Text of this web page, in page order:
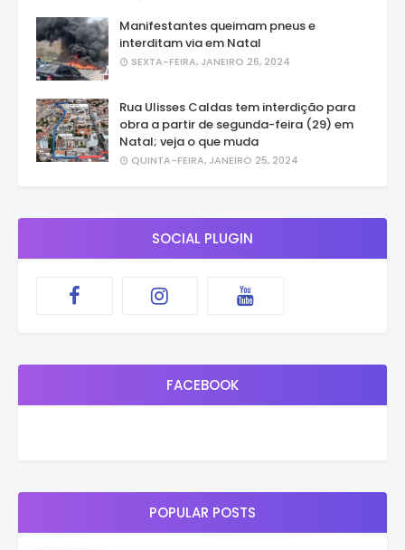
Manifestantes queimam pneus e
interditam via em Natal
SEXTA-FEIRA, JANEIRO 26, 2024
Rua Ulisses Caldas tem interdição para
obra a partir de segunda-feira (29) em
Natal; veja o que muda
QUINTA-FEIRA, JANEIRO 25, 2024
SOCIAL PLUGIN
FACEBOOK
POPULAR POSTS